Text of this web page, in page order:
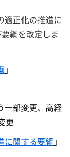
適正化の推進に
綱を改定しま
」
一部変更、高経
更
に関する要綱 」